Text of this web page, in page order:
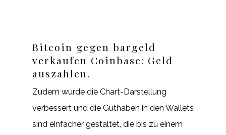
Bitcoin gegen bargeld
verkaufen Coinbase: Geld
auszahlen.
Zudem wurde die Chart-Darstellung
verbessert und die Guthaben in den Wallets
sind einfacher gestaltet, die bis zu einem